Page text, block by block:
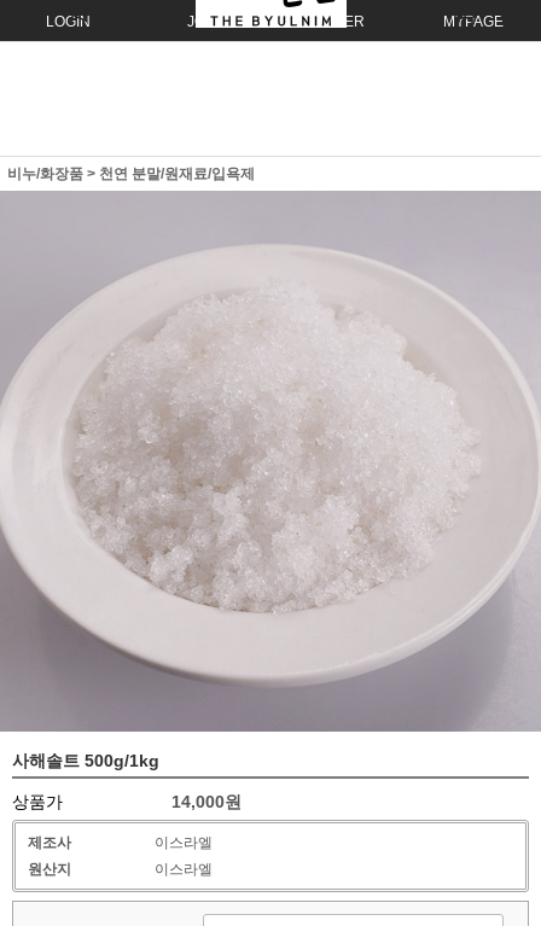
LOGIN JOIN ORDER MYPAGE
비누/화장품 > 천연 분말/원재료/입욕제
사해솔트 500g/1kg
상품가 14,000원
제조사
이스라엘
원산지
이스라엘